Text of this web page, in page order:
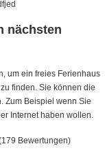
nächsten
um ein freies Ferienhaus
finden. Sie können die
Zum Beispiel wenn Sie
Internet haben wollen.
Bewertungen)